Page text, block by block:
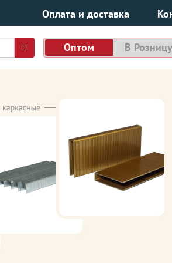
Оплата и доставка
Оптом В Розницу